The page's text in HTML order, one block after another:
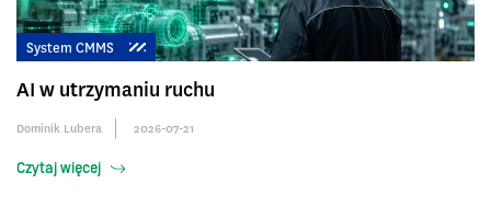
System CMMS
AI w utrzymaniu ruchu
Dominik Lubera 2026-07-21
Czytaj więcej